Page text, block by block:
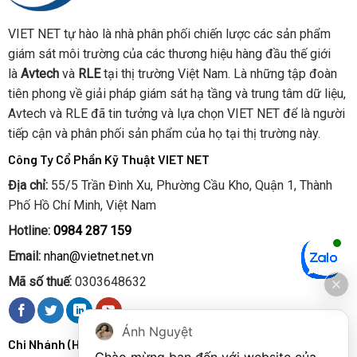
Lắp đặt dễ dàng, tương thích hoàn toàn với FMS 48V
của RLE
Thông số kỹ thuật EXP-C-48
THÔNG SỐ
CHI TIẾT
Loại thiết bị
Thẻ mở rộng nội bộ cho Falcon FMS 48V
Đầu vào kỹ
thuật số
48 ngõ vào dạng tiếp xúc khô (NO/NC)
Điện áp cách
ly
3000VAC RMS, cách ly quang điện
Nguồn tương
thích
Khả năng mở
rộng
FMS 1U chứa 1 thẻ mở rộng; FMS 2U chứa tối
VIET NET tự hào là nhà phân phối chiến lược các sản phẩm
giám sát môi trường của các thương hiệu hàng đầu thế giới
là Avtechvà RLEtại thị trường Việt Nam. Là những tập đoàn
tiên phong về giải pháp giám sát hạ tầng và trung tâm dữ liệu,
Avtech và RLE đã tin tưởng và lựa chọn VIET NET để là người
tiếp cận và phân phối sản phẩm của họ tại thị trường này.
Công Ty Cổ Phần Kỹ Thuật VIET NET
Địa chỉ:55/5 Trần Đình Xu, Phường Cầu Kho, Quận 1, Thành
Phố Hồ Chí Minh, Việt Nam
Hotline: 0984 287 159
Email: nhan@vietnet.net.vn
Mã số thuế:0303648632
Chi Nhánh (Hà Nội):
Ánh Nguyệt